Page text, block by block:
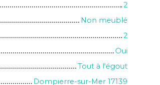
2
Non meublé
2
Oui
Tout à l'égout
Dompierre-sur-Mer 17139